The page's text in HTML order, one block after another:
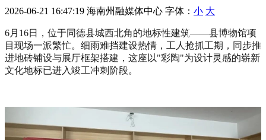
2026-06-21 16:47:19 海南州融媒体中心 字体： 小 大
6月16日，位于同德县城西北角的地标性建筑——县博物馆项
目现场一派繁忙。细雨难挡建设热情，工人抢抓工期，同步推
进地砖铺设与展厅框架搭建，这座以"彩陶"为设计灵感的崭新
文化地标已进入竣工冲刺阶段。